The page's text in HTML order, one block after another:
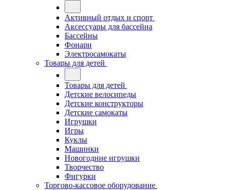
Активный отдых и спорт
Аксессуары для бассейна
Бассейны
Фонари
Электросамокаты
Товары для детей
Товары для детей
Детские велосипеды
Детские конструкторы
Детские самокаты
Игрушки
Игры
Куклы
Машинки
Новогодние игрушки
Творчество
Фигурки
Торгово-кассовое оборудование